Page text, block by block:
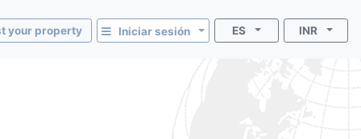
your property Iniciar sesión ES INR